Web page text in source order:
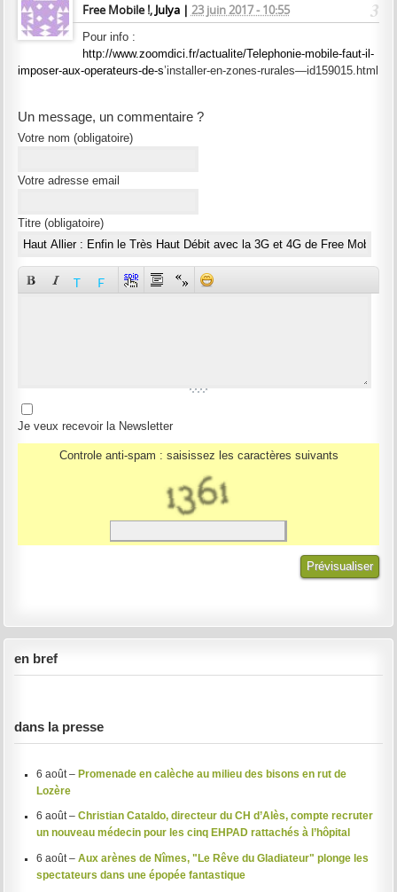
Free Mobile !, Julya | 23 juin 2017 - 10:55 3
Pour info :
http://www.zoomdici.fr/actualite/Telephonie-mobile-faut-il-
imposer-aux-operateurs-de-s’installer-en-zones-rurales—id159015.html
Un message, un commentaire ?
Votre nom (obligatoire)
Votre adresse email
Titre (obligatoire)
Je veux recevoir la Newsletter
Controle anti-spam : saisissez les caractères suivants
en bref
dans la presse
6 août – Promenade en calèche au milieu des bisons en rut de
Lozère
6 août – Christian Cataldo, directeur du CH d’Alès, compte recruter
un nouveau médecin pour les cinq EHPAD rattachés à l’hôpital
6 août – Aux arènes de Nîmes, "Le Rêve du Gladiateur" plonge les
spectateurs dans une épopée fantastique